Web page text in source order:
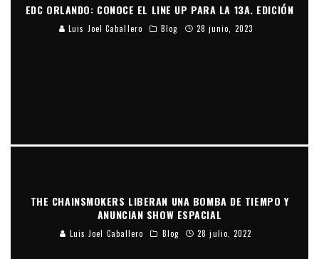
EDC ORLANDO: CONOCE EL LINE UP PARA LA 13A. EDICIÓN
Luis Joel Caballero Blog 28 junio, 2023
THE CHAINSMOKERS LIBERAN UNA BOMBA DE TIEMPO Y
ANUNCIAN SHOW ESPACIAL
Luis Joel Caballero Blog 28 julio, 2022